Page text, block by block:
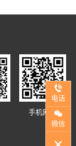
手机网站
电话
微信